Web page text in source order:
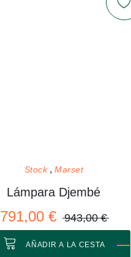
Stock Marset
Lámpara Djembé
791,00 € 943,00 €
AÑADIR A LA CESTA